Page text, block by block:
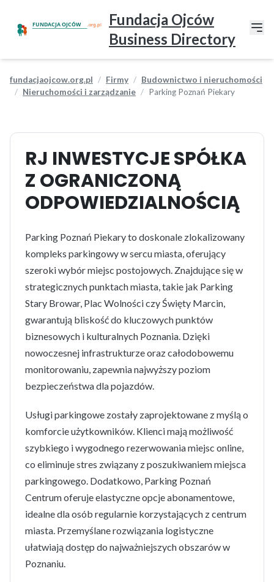
Fundacja Ojców
Business Directory
fundacjaojcow.org.pl Firmy
Budownictwo i nieruchomości
Nieruchomości i zarządzanie
Parking Poznań Piekary
RJ INWESTYCJE SPÓŁKA
Z OGRANICZONĄ
ODPOWIEDZIALNOŚCIĄ
Parking Poznań Piekary to doskonale zlokalizowany
kompleks parkingowy w sercu miasta, oferujący
szeroki wybór miejsc postojowych. Znajdujące się w
strategicznych punktach miasta, takie jak Parking
Stary Browar, Plac Wolności czy Święty Marcin,
gwarantują bliskość do kluczowych punktów
biznesowych i kulturalnych Poznania. Dzięki
nowoczesnej infrastrukturze oraz całodobowemu
monitorowaniu, zapewnia najwyższy poziom
bezpieczeństwa dla pojazdów.
Usługi parkingowe zostały zaprojektowane z myślą o
komforcie użytkowników. Klienci mają możliwość
szybkiego i wygodnego rezerwowania miejsc online,
co eliminuje stres związany z poszukiwaniem miejsca
parkingowego. Dodatkowo, Parking Poznań
Centrum oferuje elastyczne opcje abonamentowe,
idealne dla osób regularnie korzystających z centrum
miasta. Przemyślane rozwiązania logistyczne
ułatwiają dostęp do najważniejszych obszarów w
Poznaniu.